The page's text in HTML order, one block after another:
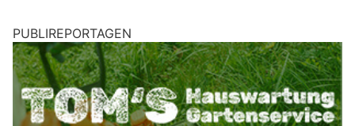
PUBLIREPORTAGEN